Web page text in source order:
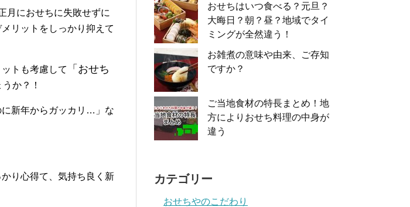
月におせちに失敗せずに
リットをしっかり抑えて
トも考慮して
「おせち
か？！
に新年からガッカリ…」な
り心得て、気持ち良く新
おせちはいつ食べる？元旦？
大晦日？朝？昼？地域でタイ
ミングが全然違う！
お雑煮の意味や由来、ご存知
ですか？
ご当地食材の特長まとめ！地
方によりおせち料理の中身が
違う
カテゴリー
おせちやのこだわり